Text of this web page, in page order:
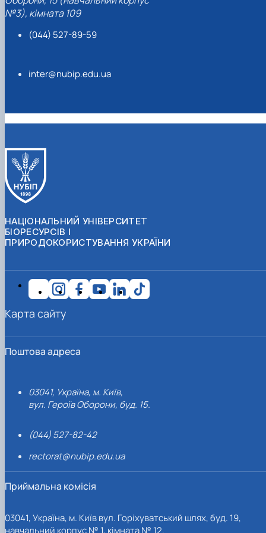
№3), кімната 109
(044) 527-89-59
inter@nubip.edu.ua
НАЦІОНАЛЬНИЙ УНІВЕРСИТЕТ
БІОРЕСУРСІВ І
ПРИРОДОКОРИСТУВАННЯ УКРАЇНИ
Поштова адреса
03041, Україна, м. Київ,
вул. Героїв Оборони, буд. 15.
(044) 527-82-42
rectorat@nubip.edu.ua
Приймальна комісія
03041, Україна, м. Київ вул. Горіхуватський шлях, буд. 19,
навчальний корпус № 1, кімната № 12.
Карта сайту